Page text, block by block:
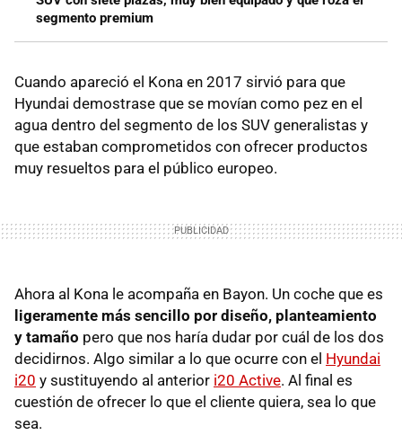
segmento premium
Cuando apareció el Kona en 2017 sirvió para que
Hyundai demostrase que se movían como pez en el
agua dentro del segmento de los SUV generalistas y
que estaban comprometidos con ofrecer productos
muy resueltos para el público europeo.
Ahora al Kona le acompaña en Bayon. Un coche que es
ligeramente más sencillo por diseño, planteamiento
y tamaño pero que nos haría dudar por cuál de los dos
decidirnos. Algo similar a lo que ocurre con el Hyundai
i20 y sustituyendo al anterior i20 Active. Al final es
cuestión de ofrecer lo que el cliente quiera, sea lo que
sea.